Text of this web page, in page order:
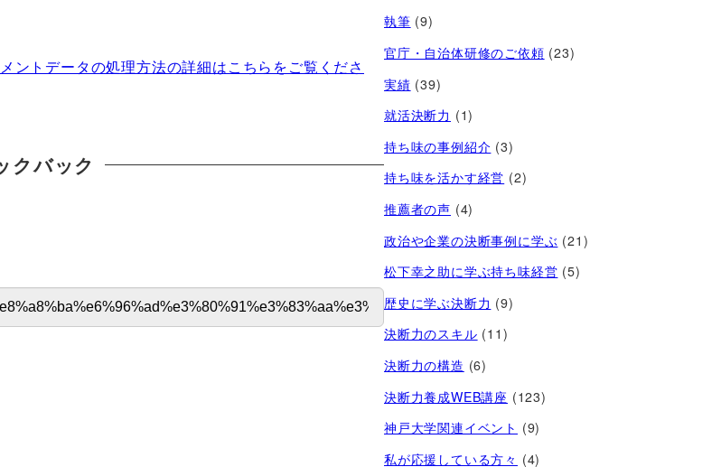
ントデータの処理方法の詳細はこちらをご覧くださ
クバック
執筆 (9)
官庁・自治体研修のご依頼 (23)
実績 (39)
就活決断力 (1)
持ち味の事例紹介 (3)
持ち味を活かす経営​ (2)
推薦者の声 (4)
政治や企業の決断事例に学ぶ (21)
松下幸之助に学ぶ持ち味経営 (5)
歴史に学ぶ決断力 (9)
決断力のスキル (11)
決断力の構造 (6)
決断力養成WEB講座 (123)
神戸大学関連イベント (9)
私が応援している方々 (4)